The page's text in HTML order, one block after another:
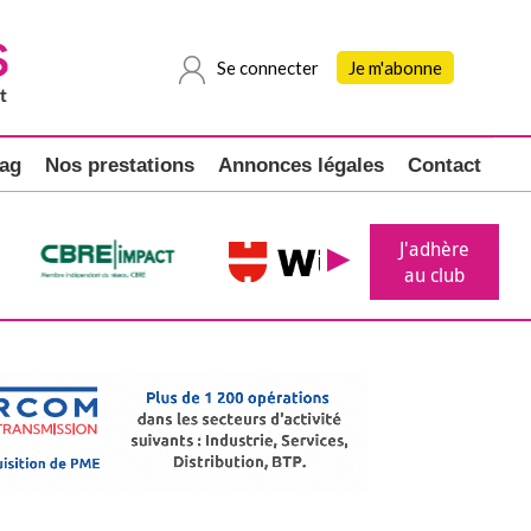
Se connecter Je m'abonne
Nos prestations Annonces légales Contact
J'adhère
au club